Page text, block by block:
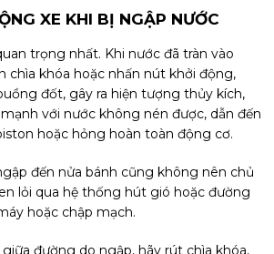
XE KHI BỊ NGẬP NƯỚC
trọng nhất. Khi nước đã tràn vào
chìa khóa hoặc nhấn nút khởi động,
đốt, gây ra hiện tượng thủy kích,
với nước không nén được, dẫn đến
hoặc hỏng hoàn toàn động cơ.
đến nửa bánh cũng không nên chủ
lỏi qua hệ thống hút gió hoặc đường
hoặc chập mạch.
đường do ngập, hãy rút chìa khóa,